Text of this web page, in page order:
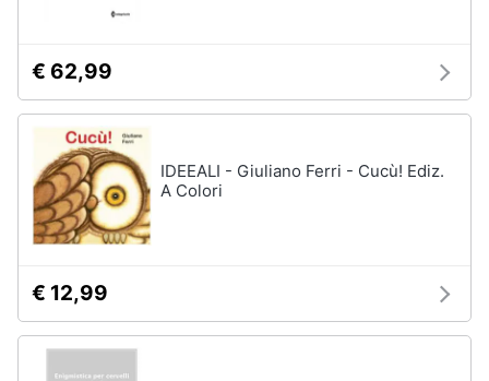
€ 62,99
IDEEALI - Giuliano Ferri - Cucù! Ediz.
A Colori
€ 12,99